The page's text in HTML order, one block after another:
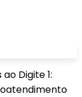
Digite 1: